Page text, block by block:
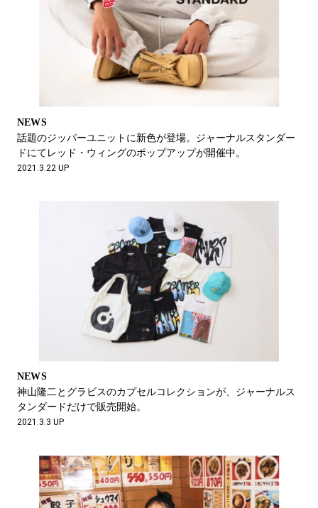
NEWS
話題のジッパーユニットに新色が登場。ジャーナルスタンダー
ドにてレッド・ウィングのポップアップが開催中。
2021.3.22 UP
NEWS
神山隆二とグラビスのカプセルコレクションが、ジャーナルス
タンダードだけで販売開始。
2021.3.3 UP